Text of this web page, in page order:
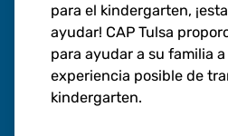
para el kindergarten,
ayudar! CAP Tulsa
para ayudar a su familia
experiencia posible de
kindergarten.